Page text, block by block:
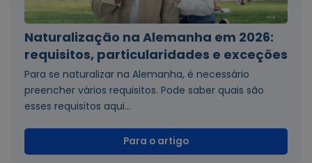
Naturalização na Alemanha em 2026:
requisitos, particularidades e exceções
Para se naturalizar na Alemanha, é necessário
preencher vários requisitos. Pode saber quais são
esses requisitos aqui...
Para o artigo